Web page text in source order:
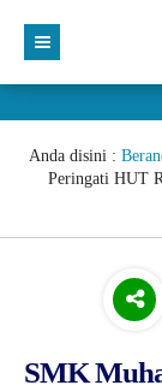
Anda disini :
Peringati HUT
SMK